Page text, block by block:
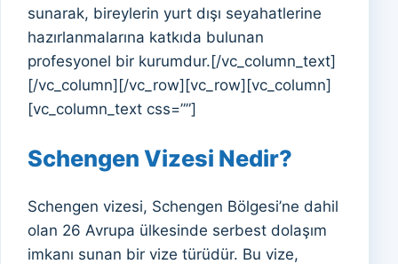
sunarak, bireylerin yurt dışı seyahatlerine
hazırlanmalarına katkıda bulunan
profesyonel bir kurumdur.[/vc_column_text]
[/vc_column][/vc_row][vc_row][vc_column]
[vc_column_text css=””]
Schengen Vizesi Nedir?
Schengen vizesi, Schengen Bölgesi’ne dahil
olan 26 Avrupa ülkesinde serbest dolaşım
imkanı sunan bir vize türüdür. Bu vize,